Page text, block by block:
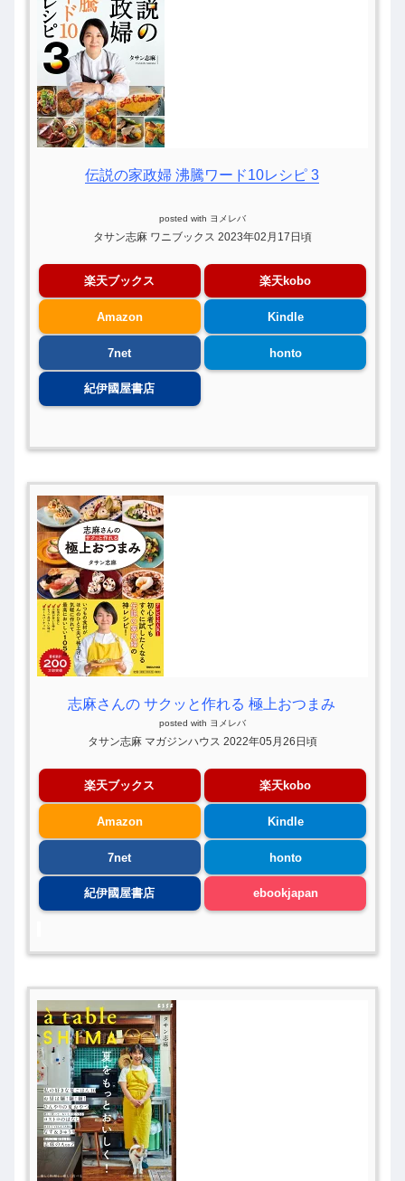
伝説の家政婦 沸騰ワード10レシピ 3
posted with ヨメレバ
タサン志麻 ワニブックス 2023年02月17日頃
楽天ブックス 楽天kobo
Amazon Kindle
7net honto
紀伊國屋書店
志麻さんの サクッと作れる 極上おつまみ
posted with ヨメレバ
タサン志麻 マガジンハウス 2022年05月26日頃
楽天ブックス 楽天kobo
Amazon Kindle
7net honto
紀伊國屋書店 ebookjapan